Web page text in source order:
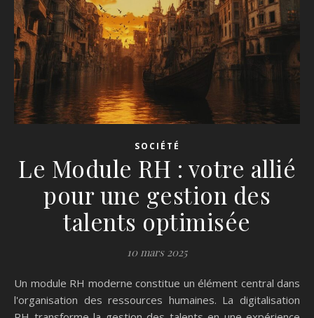
SOCIÉTÉ
Le Module RH : votre allié
pour une gestion des
talents optimisée
10 mars 2025
Un module RH moderne constitue un élément central dans
l'organisation des ressources humaines. La digitalisation